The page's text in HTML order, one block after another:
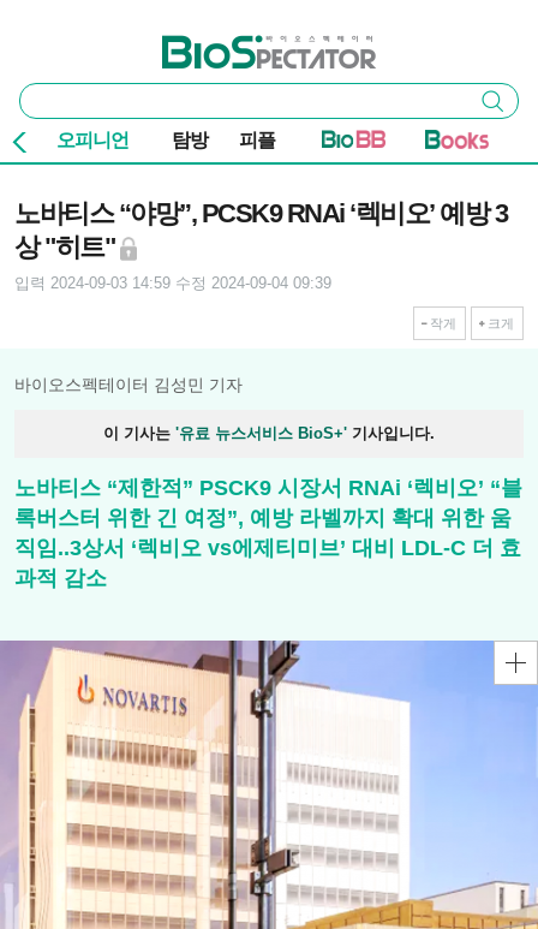
바이오스펙테이터
통
합
검
색
검색
오피니언 탐방 피플
노바티스 “야망”, PCSK9 RNAi ‘렉비오’ 예방 3
상 "히트"
입력 2024-09-03 14:59 수정 2024-09-04 09:39
작게 크게
바이오스펙테이터 김성민 기자
이 기사는 '유료 뉴스서비스 BioS+' 기사입니다.
노바티스 “제한적” PSCK9 시장서 RNAi ‘렉비오’ “블
록버스터 위한 긴 여정”, 예방 라벨까지 확대 위한 움
직임..3상서 ‘렉비오 vs에제티미브’ 대비 LDL-C 더 효
과적 감소